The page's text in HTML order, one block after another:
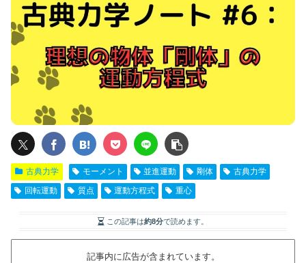
古典力学 モーメント 並進運動 剛体
古典力学
回転運動
質点 運動方程式 重心
この記事は約8分で読めます。
記事内に広告が含まれています。